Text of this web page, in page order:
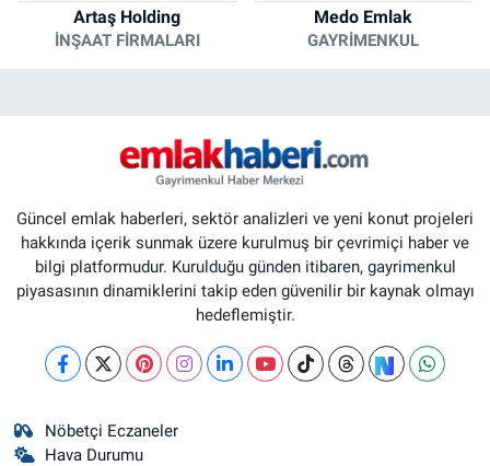
Artaş Holding
İNŞAAT FIRMALARI
Medo Emlak
GAYRIMENKUL
Güncel emlak haberleri, sektör analizleri ve yeni konut projeleri
hakkında içerik sunmak üzere kurulmuş bir çevrimiçi haber ve
bilgi platformudur. Kurulduğu günden itibaren, gayrimenkul
piyasasının dinamiklerini takip eden güvenilir bir kaynak olmayı
hedeflemiştir.
Nöbetçi Eczaneler
Hava Durumu